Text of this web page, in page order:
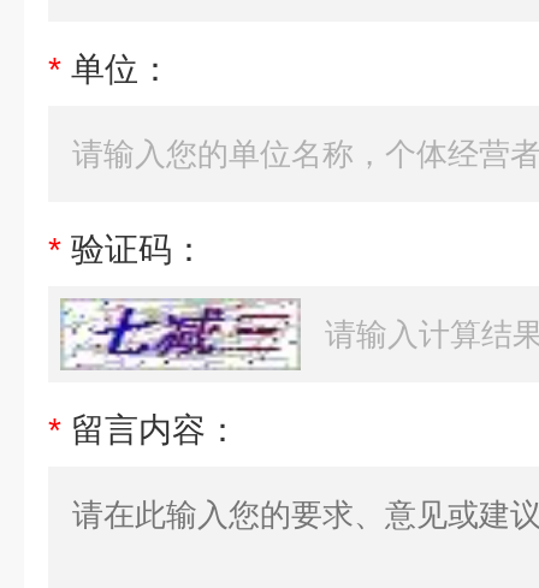
* 单位：
* 验证码：
* 留言内容：